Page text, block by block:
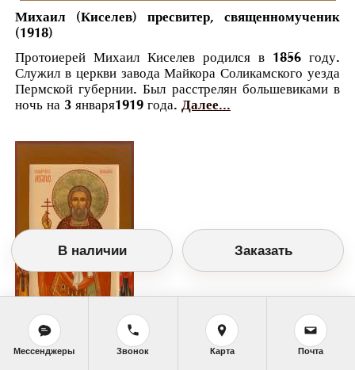
Михаил (Киселев) пресвитер, священномученик
(1918)
Протоиерей Михаил Киселев родился в 1856 году.
Служил в церкви завода Майкора Соликамского уезда
Пермской губернии. Был расстрелян большевиками в
ночь на 3 января1919 года. Далее...
В наличии Заказать
Мессенджеры Звонок Карта Почта